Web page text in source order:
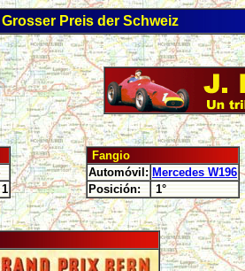
Grosser Preis der Schweiz
Fangio
Automóvil: Mercedes W196
Posición:
1°